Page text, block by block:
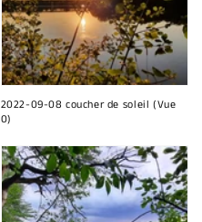
2022-09-08 coucher de soleil (Vue
0)